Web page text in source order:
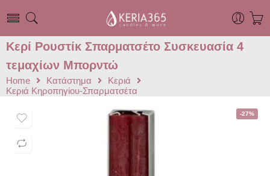
Κερί Ρουστίκ Σπαρματσέτο Συσκευασία 4
τεμαχίων Μπορντώ
Home Κατάστημα
Κεριά
Κεριά Κηροπηγίου-Σπαρματσέτα
-27%